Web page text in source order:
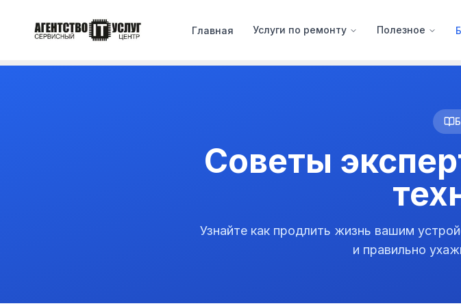
Главная Услуги по ремонту Полезное
Советы
Узнайте как продлить жизнь вашим
и правильно